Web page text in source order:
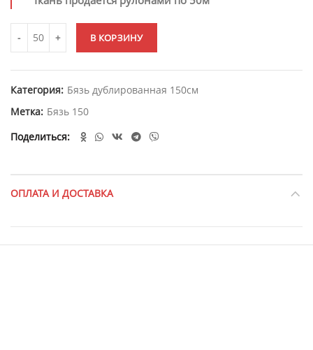
В КОРЗИНУ
Категория: Бязь дублированная 150см
Метка: Бязь 150
Поделиться
ОПЛАТА И ДОСТАВКА